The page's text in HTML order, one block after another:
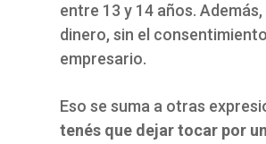
entre 13 y 14 años.
dinero, sin el
empresario.
Eso se suma a otras
tenés que dejar tocar por